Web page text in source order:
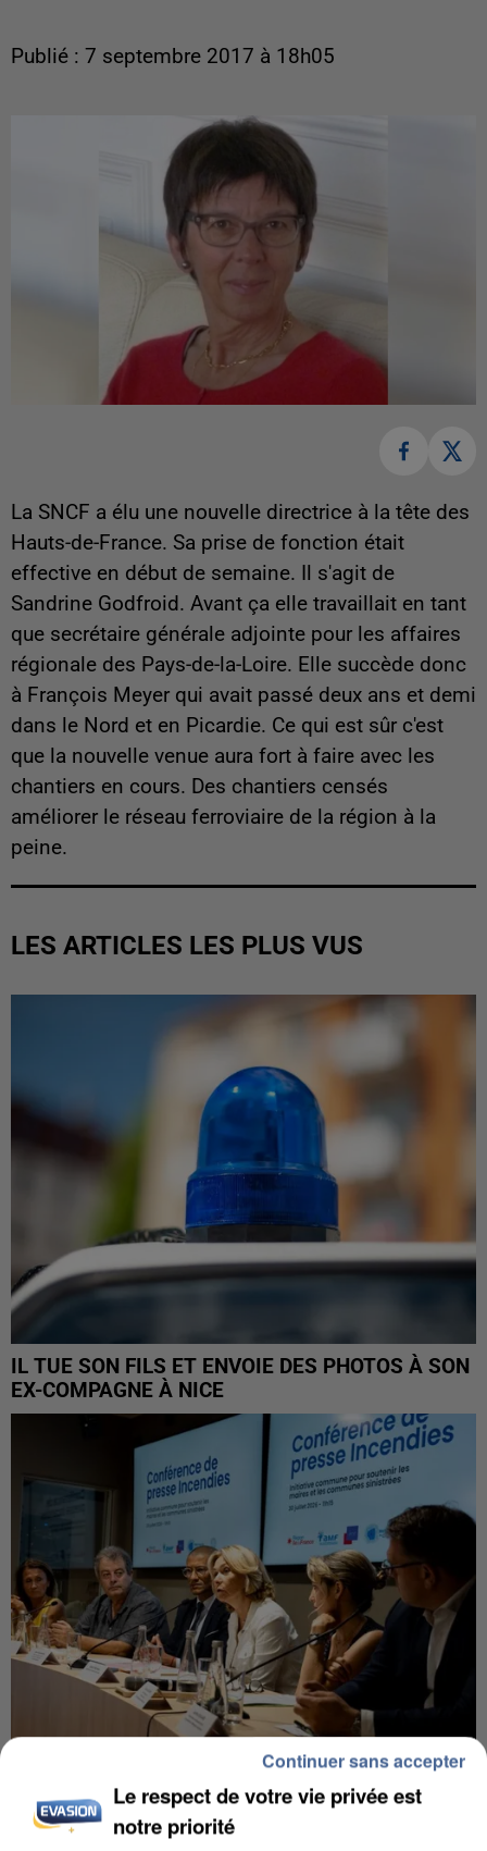
Publié : 7 septembre 2017 à 18h05
La SNCF a élu une nouvelle directrice à la tête des
Hauts-de-France. Sa prise de fonction était
effective en début de semaine. Il s'agit de
Sandrine Godfroid. Avant ça elle travaillait en tant
que secrétaire générale adjointe pour les affaires
régionale des Pays-de-la-Loire. Elle succède donc
à François Meyer qui avait passé deux ans et demi
dans le Nord et en Picardie. Ce qui est sûr c'est
que la nouvelle venue aura fort à faire avec les
chantiers en cours. Des chantiers censés
améliorer le réseau ferroviaire de la région à la
peine.
LES ARTICLES LES PLUS VUS
IL TUE SON FILS ET ENVOIE DES PHOTOS À SON
EX-COMPAGNE À NICE
INCENDIES : L’ÎLE-DE-FRANCE LANCE UN ÉLAN
DE SOLIDARITÉ AVEC LES...
Le respect de votre vie privée est
notre priorité
Continuer sans accepter